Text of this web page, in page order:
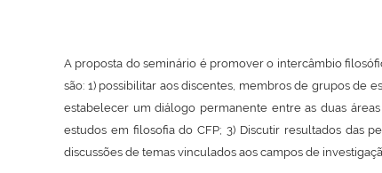
A proposta do seminário é promover o intercâmbio
são: 1) possibilitar aos discentes, membros de grupos de
estabelecer um diálogo permanente entre as duas
estudos em filosofiado CFP; 3) Discutir resultados das
discussões de temas vinculados aos campos de